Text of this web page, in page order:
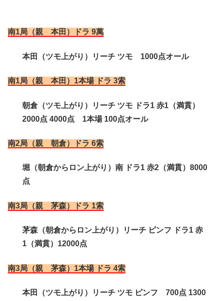
南1局（親 本田）ドラ 9萬
本田（ツモ上がり）リーチ ツモ 1000点オール
南1局（親 本田）1本場 ドラ 3索
朝倉（ツモ上がり）リーチ ツモ ドラ1 赤1（満貫）
2000点 4000点 1本場 100点オール
南2局（親 朝倉）ドラ 6索
堀（朝倉からロン上がり）南 ドラ1 赤2（満貫）8000
点
南3局（親 茅森）ドラ 1索
茅森（朝倉からロン上がり）リーチ ピンフ ドラ1 赤
1（満貫）12000点
南3局（親 茅森）1本場 ドラ 4索
本田（ツモ上がり）リーチ ツモ ピンフ 700点 1300